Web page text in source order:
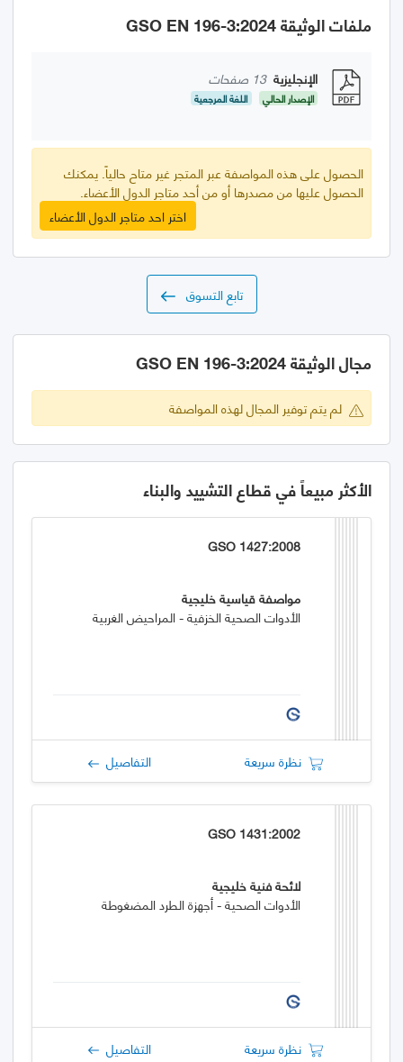
ملفات الوثيقة GSO EN 196-3:2024
الإنجليزية 13 صفحات
الإصدار الحالي اللغة المرجعية
الحصول على هذه المواصفة عبر المتجر غير متاح حالياً. يمكنك
الحصول عليها من مصدرها أو من أحد متاجر الدول الأعضاء.
اختر احد متاجر الدول الأعضاء
تابع التسوق
مجال الوثيقة GSO EN 196-3:2024
لم يتم توفير المجال لهذه المواصفة
الأكثر مبيعاً في قطاع التشييد والبناء
GSO 1427:2008
مواصفة قياسية خليجية
الأدوات الصحية الخزفية - المراحيض الغربية
نظرة سريعة التفاصيل
GSO 1431:2002
لائحة فنية خليجية
الأدوات الصحية - أجهزة الطرد المضغوطة
نظرة سريعة التفاصيل